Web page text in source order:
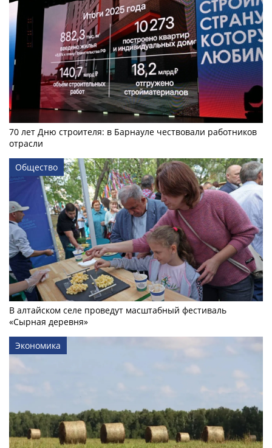
70 лет Дню строителя: в Барнауле чествовали работников
отрасли
Общество
В алтайском селе проведут масштабный фестиваль
«Сырная деревня»
Экономика